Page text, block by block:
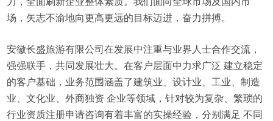
场，矢志不渝地向更高更远的目标迈进，奋力拼搏。
安徽长盛旅游有限公司在发展中注重与业界人士合作交流，
强强联手，共同发展壮大。在客户层面中力求广泛 建立稳定
的客户基础，业务范围涵盖了建筑业、设计业、工业、制造
业、文化业、外商独资 企业等领域，针对较为复杂、繁琐的
行业资质注册申请咨询有着丰富的实操经验，分别满足 不同